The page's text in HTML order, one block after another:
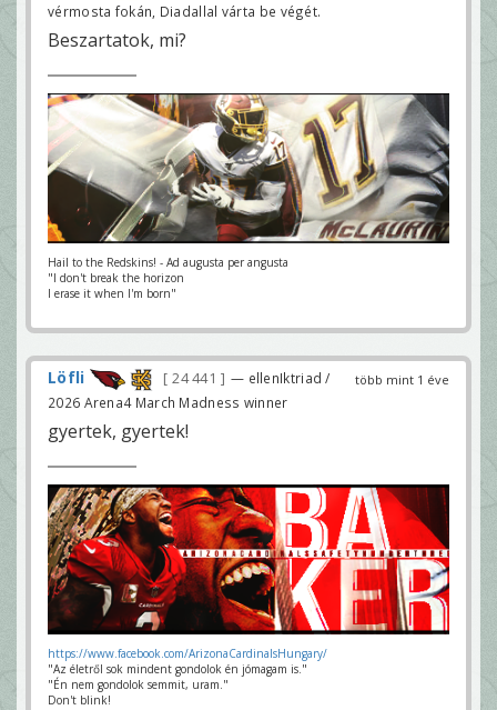
vérmosta fokán, Diadallal várta be végét.
Beszartatok, mi?
Hail to the Redskins! - Ad augusta per angusta
"I don't break the horizon
I erase it when I'm born"
több mint 1 éve
Löfli 24 441
— ellenIktriad /
2026 Arena4 March Madness winner
gyertek, gyertek!
https://www.facebook.com/ArizonaCardinalsHungary/
"Az életről sok mindent gondolok én jómagam is."
"Én nem gondolok semmit, uram."
Don't blink!